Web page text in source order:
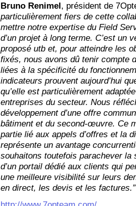
Bruno Renimel, président de
particulièrement fiers de cette
mettre notre expertise du Field
d’un projet à long terme. C’est un
proposé utb et, pour atteindre les
fixés, nous avons dû tenir compte
liées à la spécificité du
indicateurs prouvent aujourd’hui
qu’elle est particulièrement
entreprises du secteur. Nous
développement d’une offre
bâtiment et du second-œuvre. Ce
partie lié aux appels d’offres et la
représente un avantage
souhaitons toutefois parachever la
d’un portail dédié aux clients qui
une meilleure visibilité sur leurs
en direct, les devis et les factures.”